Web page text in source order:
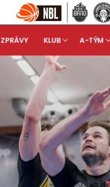
ZPRÁVY KLUB A-TÝM